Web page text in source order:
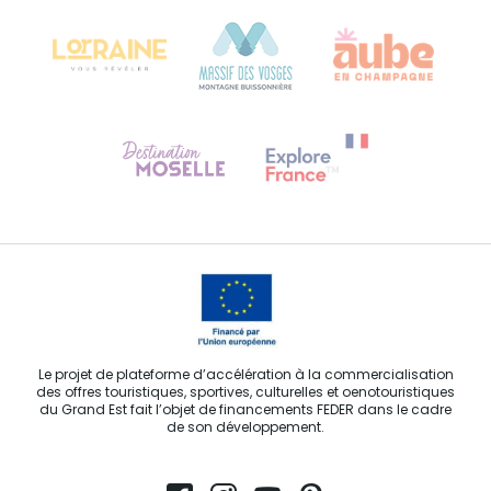
Contactez-nous
Le projet de plateforme d’accélération à la commercialisation
des offres touristiques, sportives, culturelles et oenotouristiques
du Grand Est fait l’objet de financements FEDER dans le cadre
de son développement.